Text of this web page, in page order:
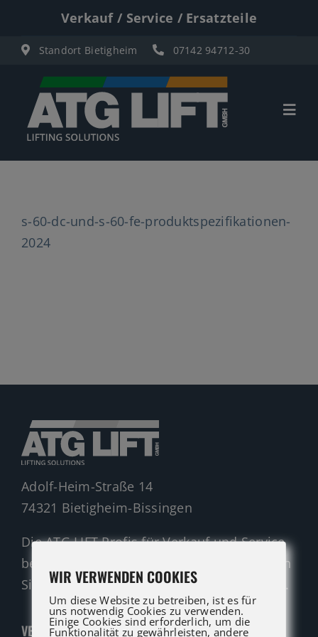
springen
Verkauf / Service / Ersatzteile
Standort Bietigheim 07142 94712-30
Materiallifte
Teleskopbühnen
Ersatzteil Anfrage
Beratung
s-60-dc-und-s-60-fe-produktspezifikationen-
2024
Adolf-Heim-Straße 14
74321 Bietigheim-Bissingen
Die ATG LIFT Profis für Verkauf und Service
beraten Sie gerne. Rufen Sie an oder nutzen
Sie unser Kontaktformular für eine Anfrage.
VERKAUF
WIR VERWENDEN COOKIES
Um diese Website zu betreiben, ist es für
uns notwendig Cookies zu verwenden.
Einige Cookies sind erforderlich, um die
Funktionalität zu gewährleisten, andere